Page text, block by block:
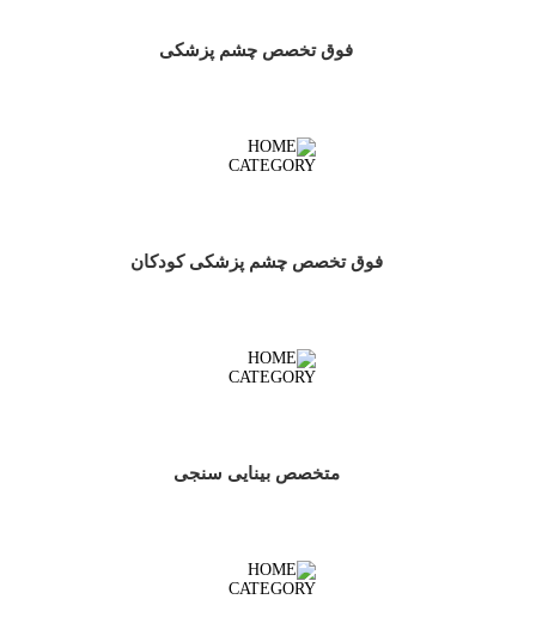
فوق تخصص چشم پزشکی
فوق تخصص چشم پزشکی کودکان
متخصص بینایی سنجی